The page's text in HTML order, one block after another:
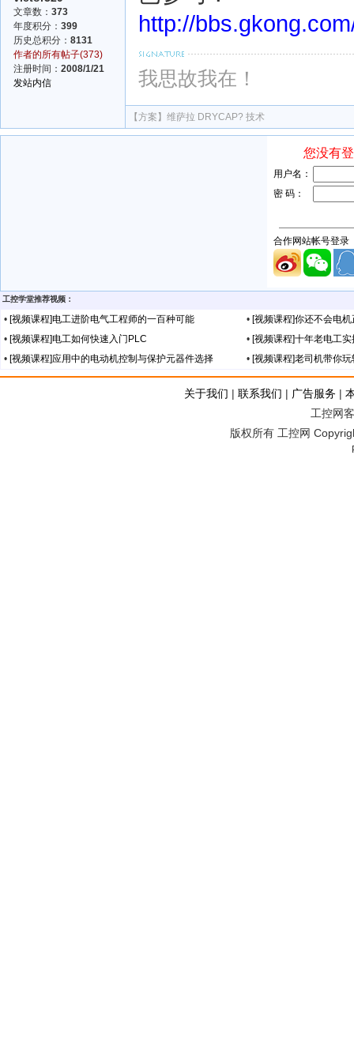
文章数： 373
年度积分： 399
历史总积分： 8131
作者的所有帖子(373)
注册时间： 2008/1/21
发站内信
http://
我思故我在！
【方案】 维萨拉 DRYCAP? 技术
工控学堂推荐视频：
• [视频课程]电工进阶电气工程师的一百种可能 •[视频课程]你还不会电
• [视频课程]电工如何快速入门PLC •[视频课程]十年老电工
• [视频课程]应用中的电动机控制与保护元器件选择 •[视频课程]老司机带你
关于我们 | 联系我们 | 广告服务 |
工控网
版权所有 工控网